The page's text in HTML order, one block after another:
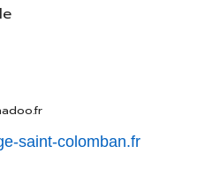
saint-colomban.fr